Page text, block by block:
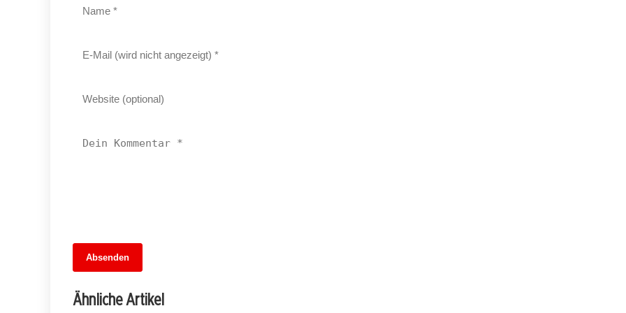
Absenden
Ähnliche Artikel
MuseumsMeileMitte: Berlins neues
kulturelles Herz schlägt am